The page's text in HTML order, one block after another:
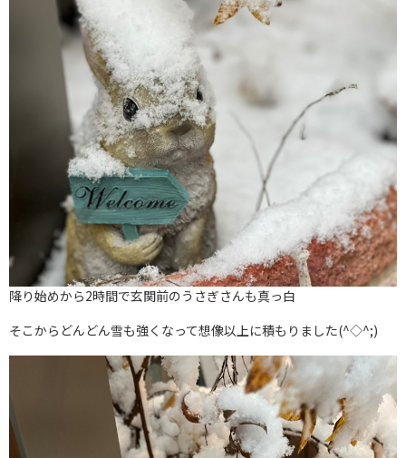
降り始めから2時間で玄関前のうさぎさんも真っ白
そこからどんどん雪も強くなって想像以上に積もりました(^◇^;)